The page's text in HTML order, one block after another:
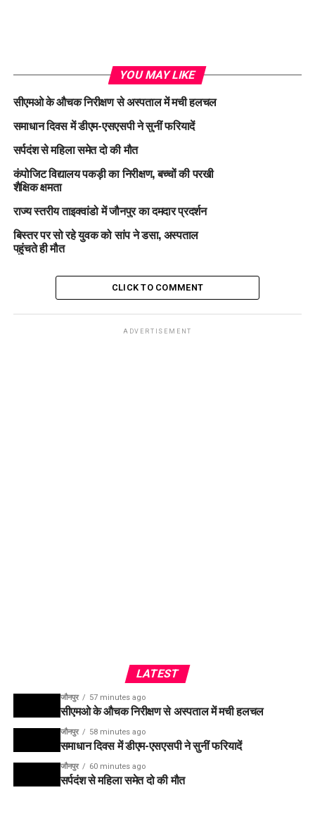
YOU MAY LIKE
सीएमओ के औचक निरीक्षण से अस्पताल में मची हलचल
समाधान दिवस में डीएम-एसएसपी ने सुनीं फरियादें
सर्पदंश से महिला समेत दो की मौत
कंपोजिट विद्यालय पकड़ी का निरीक्षण, बच्चों की परखी
शैक्षिक क्षमता
राज्य स्तरीय ताइक्वांडो में जौनपुर का दमदार प्रदर्शन
बिस्तर पर सो रहे युवक को सांप ने डसा, अस्पताल
पहुंचते ही मौत
CLICK TO COMMENT
ADVERTISEMENT
LATEST
जौनपुर 57 minutes ago
सीएमओ के औचक निरीक्षण से अस्पताल में मची हलचल
जौनपुर 58 minutes ago
समाधान दिवस में डीएम-एसएसपी ने सुनीं फरियादें
जौनपुर 60 minutes ago
सर्पदंश से महिला समेत दो की मौत